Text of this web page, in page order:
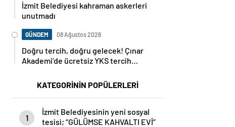
İzmit Belediyesi kahraman askerleri
unutmadı
GÜNDEM 08 Ağustos 2026
Doğru tercih, doğru gelecek! Çınar
Akademi’de ücretsiz YKS tercih
KATEGORİNİN POPÜLERLERİ
1
İzmit Belediyesinin yeni sosyal
tesisi; “GÜLÜMSE KAHVALTI EVİ”